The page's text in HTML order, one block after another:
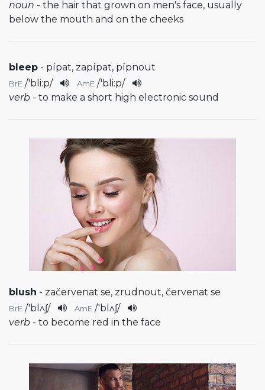
noun - the hair that grown on men's face, usually
below the mouth and on the cheeks
bleep - pípat, zapípat, pípnout
BrE /'bli:p/ AmE /'bli:p/
verb - to make a short high electronic sound
blush - začervenat se, zrudnout, červenat se
BrE /'blʌʃ/ AmE /'blʌʃ/
verb - to become red in the face